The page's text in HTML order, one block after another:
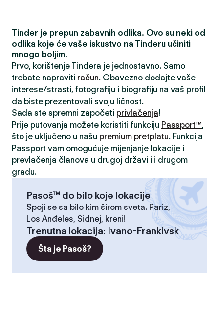
Tinder je prepun zabavnih odlika. Ovo su neki od
odlika koje će vaše iskustvo na Tinderu učiniti
mnogo boljim.
Prvo, korištenje Tindera je jednostavno. Samo
trebate napraviti račun. Obavezno dodajte vaše
interese/strasti, fotografiju i biografiju na vaš profil
da biste prezentovali svoju ličnost.
Sada ste spremni započeti privlačenja!
Prije putovanja možete koristiti funkciju Passport™,
što je uključeno u našu premium pretplatu. Funkcija
Passport vam omogućuje mijenjanje lokacije i
prevlačenja članova u drugoj državi ili drugom
gradu.
Pasoš™ do bilo koje lokacije
Spoji se sa bilo kim širom sveta. Pariz,
Los Anđeles, Sidnej, kreni!
Trenutna lokacija: Ivano-Frankivsk
Šta je Pasoš?